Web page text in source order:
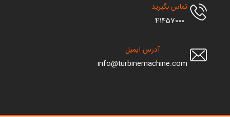
تماس بگیرید
41457000
آدرس ایمیل
info@turbinemachine.com